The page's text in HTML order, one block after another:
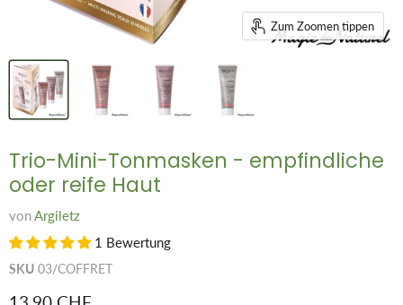
Zum Zoomen tippen
Trio-Mini-Tonmasken - empfindliche
oder reife Haut
vonArgiletz
1 Bewertung
SKU 03/COFFRET